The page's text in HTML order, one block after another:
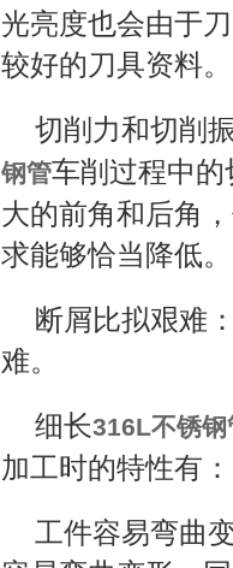
光亮度也会由于
较好的刀具资料。
切削力和切削
钢管车削过程中
大的前角和后角
求能够恰当降低。
断屑比拟艰难
难。
细长316L不锈钢
加工时的特性有：
工件容易弯曲